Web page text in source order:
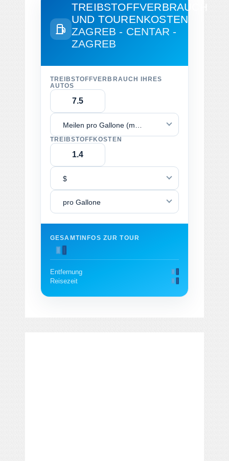
TREIBSTOFFVERBRAUCH
UND TOURENKOSTEN
ZAGREB - CENTAR -
ZAGREB
TREIBSTOFFVERBRAUCH IHRES
AUTOS
TREIBSTOFFKOSTEN
$
pro Gallone
GESAMTINFOS ZUR TOUR
Entfernung
Reisezeit